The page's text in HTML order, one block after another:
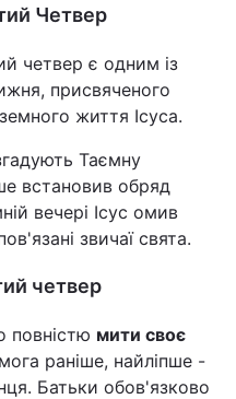
Четвер
четвер є одним із
присвяченого
життя Ісуса.
Таємну
встановив обряд
вечері Ісус омив
звичаї свята.
четвер
повністю мити своє
раніше, найліпше -
Батьки обов'язково